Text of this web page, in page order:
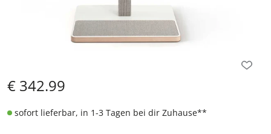
€ 342.99
sofort lieferbar, in 1-3 Tagen bei dir Zuhause**